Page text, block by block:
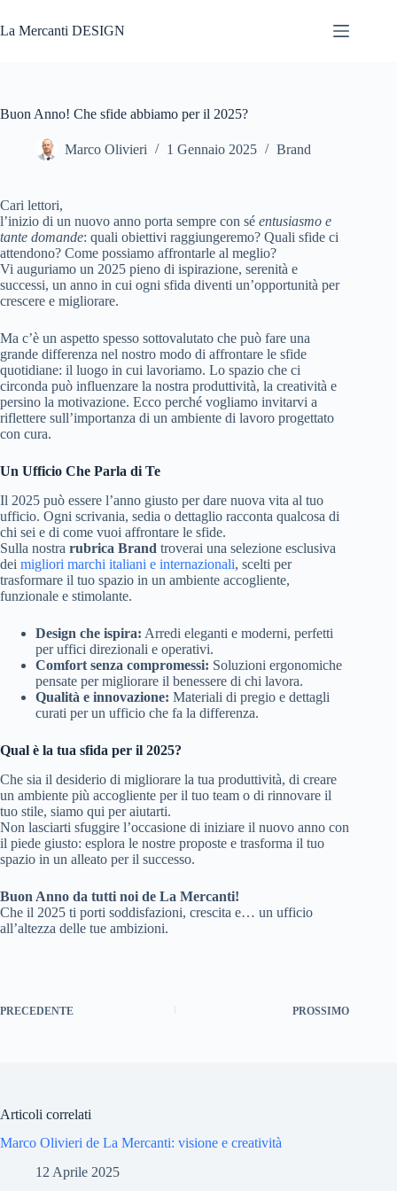
al
contenuto
La Mercanti DESIGN
Buon Anno! Che sfide abbiamo per il 2025?
Marco Olivieri 1 Gennaio 2025 Brand
Cari lettori,
l’inizio di un nuovo anno porta sempre con sé entusiasmo e
tante domande: quali obiettivi raggiungeremo? Quali sfide ci
attendono? Come possiamo affrontarle al meglio?
Vi auguriamo un 2025 pieno di ispirazione, serenità e
successi, un anno in cui ogni sfida diventi un’opportunità per
crescere e migliorare.
Ma c’è un aspetto spesso sottovalutato che può fare una
grande differenza nel nostro modo di affrontare le sfide
quotidiane: il luogo in cui lavoriamo. Lo spazio che ci
circonda può influenzare la nostra produttività, la creatività e
persino la motivazione. Ecco perché vogliamo invitarvi a
riflettere sull’importanza di un ambiente di lavoro progettato
con cura.
Un Ufficio Che Parla di Te
Il 2025 può essere l’anno giusto per dare nuova vita al tuo
ufficio. Ogni scrivania, sedia o dettaglio racconta qualcosa di
chi sei e di come vuoi affrontare le sfide.
Sulla nostra rubrica Brand troverai una selezione esclusiva
dei migliori marchi italiani e internazionali, scelti per
trasformare il tuo spazio in un ambiente accogliente,
funzionale e stimolante.
Design che ispira: Arredi eleganti e moderni, perfetti
per uffici direzionali e operativi.
Comfort senza compromessi: Soluzioni ergonomiche
pensate per migliorare il benessere di chi lavora.
Qualità e innovazione: Materiali di pregio e dettagli
curati per un ufficio che fa la differenza.
Qual è la tua sfida per il 2025?
Che sia il desiderio di migliorare la tua produttività, di creare
un ambiente più accogliente per il tuo team o di rinnovare il
tuo stile, siamo qui per aiutarti.
Non lasciarti sfuggire l’occasione di iniziare il nuovo anno con
il piede giusto: esplora le nostre proposte e trasforma il tuo
spazio in un alleato per il successo.
Buon Anno da tutti noi de La Mercanti!
Che il 2025 ti porti soddisfazioni, crescita e… un ufficio
all’altezza delle tue ambizioni.
PRECEDENTE PROSSIMO
Articoli correlati
Marco Olivieri de La Mercanti: visione e creatività
12 Aprile 2025